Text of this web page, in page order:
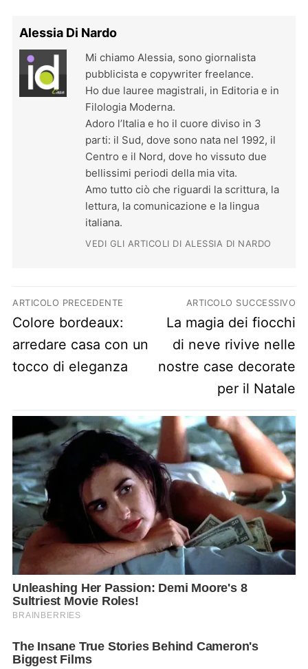
Alessia Di Nardo
Mi chiamo Alessia, sono giornalista
pubblicista e copywriter freelance.
Ho due lauree magistrali, in Editoria e in
Filologia Moderna.
Adoro l’Italia e ho il cuore diviso in 3
parti: il Sud, dove sono nata nel 1992, il
Centro e il Nord, dove ho vissuto due
bellissimi periodi della mia vita.
Amo tutto ciò che riguardi la scrittura, la
lettura, la comunicazione e la lingua
italiana.
VEDI GLI ARTICOLI DI ALESSIA DI NARDO
Navigazione articoli
ARTICOLO PRECEDENTE
Previous post:
Colore bordeaux:
arredare casa con un
tocco di eleganza
ARTICOLO SUCCESSIVO
Next post:
La magia dei fiocchi
di neve rivive nelle
nostre case decorate
per il Natale